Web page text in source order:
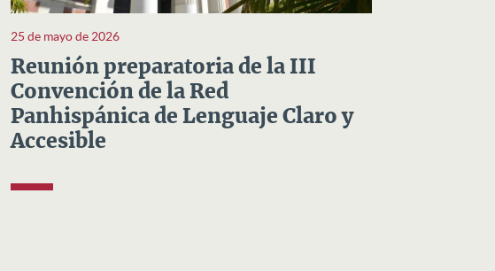
25 de mayo de 2026
Reunión preparatoria de la III
Convención de la Red
Panhispánica de Lenguaje Claro y
Accesible